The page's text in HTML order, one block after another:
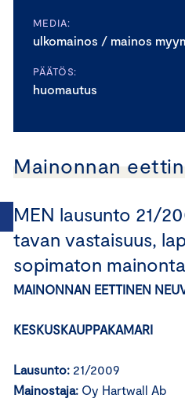
MEDIA:
ulkomainos / mainos
PÄÄTÖS:
huomautus
Mainonnan
MEN lausunto 21/
tavan vastaisuus,
sopimaton mainonta
MAINONNAN EETTINEN
KESKUSKAUPPAKAMARI
Lausunto: 21/2009
Mainostaja: Oy Hartwall Ab